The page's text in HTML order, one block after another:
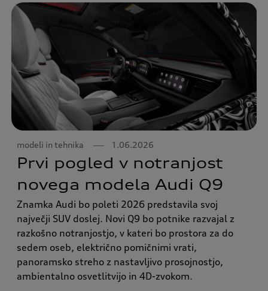
modeli in tehnika 1.06.2026
Prvi pogled v notranjost
novega modela Audi Q9
Znamka Audi bo poleti 2026 predstavila svoj
največji SUV doslej. Novi Q9 bo potnike razvajal z
razkošno notranjostjo, v kateri bo prostora za do
sedem oseb, električno pomičnimi vrati,
panoramsko streho z nastavljivo prosojnostjo,
ambientalno osvetlitvijo in 4D-zvokom.